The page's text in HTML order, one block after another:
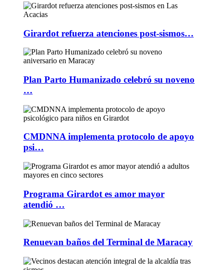
Girardot refuerza atenciones post-sismos…
Plan Parto Humanizado celebró su noveno
…
CMDNNA implementa protocolo de apoyo
psi…
Programa Girardot es amor mayor
atendió …
Renuevan baños del Terminal de Maracay